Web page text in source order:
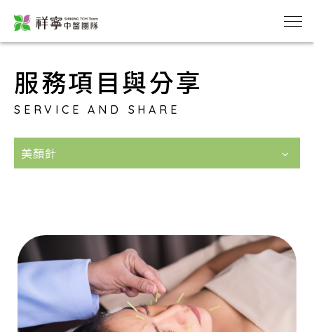
服務項目與分享
SERVICE AND SHARE
美顏針